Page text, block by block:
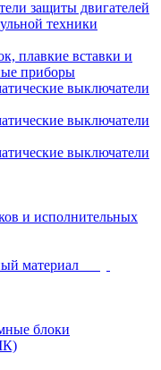
защиты двигателей
техники
плавкие вставки и
приборы
выключатели
выключатели
выключатели
и исполнительных
материал
блоки